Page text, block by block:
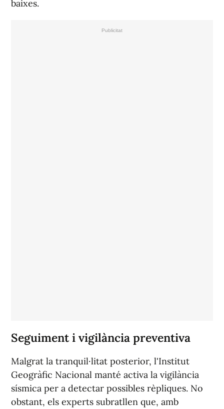
baixes.
Seguiment i vigilància preventiva
Malgrat la tranquil·litat posterior, l'Institut
Geogràfic Nacional manté activa la vigilància
sísmica per a detectar possibles rèpliques. No
obstant, els experts subratllen que, amb